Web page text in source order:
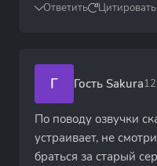
Ответить Цитировать
Г Гость Sakura
По поводу озвучки
устраивает, не
браться за старый